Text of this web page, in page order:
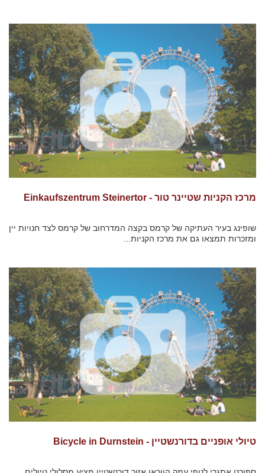
מרכז הקניות שטיינר טור - Einkaufszentrum Steinertor
שופינג בעיר העתיקה של קרמס בקצה המדרחוב של קרמס לצד חנויות יין
ומזכרות תמצאו גם את מרכז הקניות...
טיולי אופניים בדורנשטיין - Bicycle in Durnstein